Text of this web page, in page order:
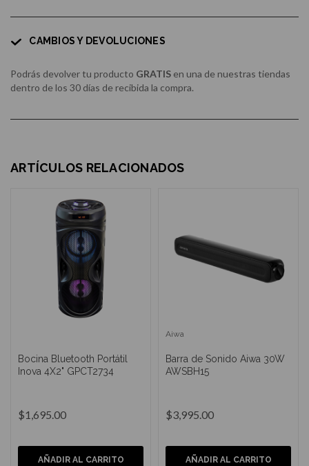
CAMBIOS Y DEVOLUCIONES
Podrás devolver tu producto GRATIS en una de nuestras tiendas
dentro de los 30 días de recibida la compra.
ARTÍCULOS RELACIONADOS
Bocina Bluetooth Portátil
Inova 4X2" GPCT2734
$1,695.00
AÑADIR AL CARRITO
Aiwa
Barra de Sonido Aiwa 30W
AWSBH15
$3,995.00
AÑADIR AL CARRITO